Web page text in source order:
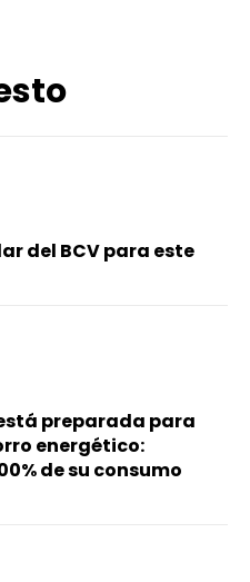
del BCV para este
preparada para
energético:
de su consumo